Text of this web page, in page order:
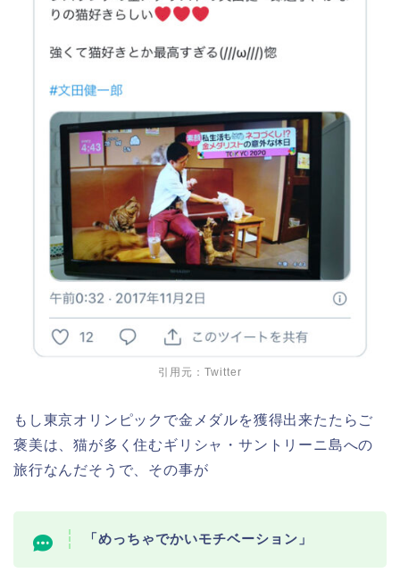
引用元：Twitter
もし東京オリンピックで金メダルを獲得出来たたらご
褒美は、猫が多く住むギリシャ・サントリーニ島への
旅行なんだそうで、その事が
「めっちゃでかいモチベーション」